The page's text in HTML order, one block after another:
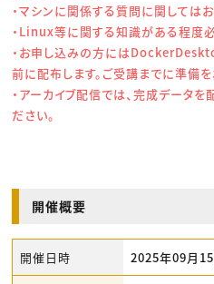
・マシンに関係する質問に関してはお
・Linux等に関する知識がある程度
・お申し込みの方には
前に配布します。ご受講までに準備を
・アーカイブ配信では、完成データを
ださい。
開催概要
開催日時 2025年09月